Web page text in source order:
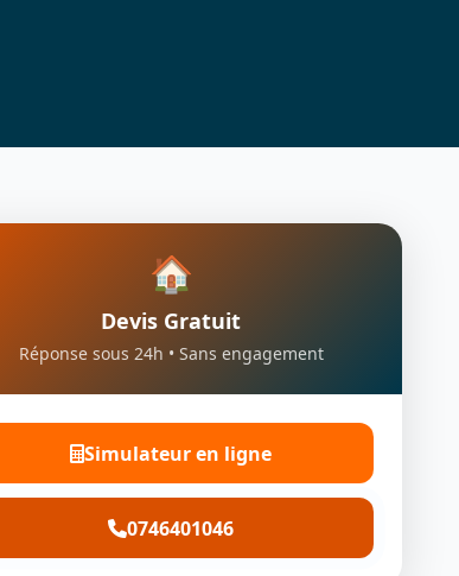
🏠
Devis Gratuit
Réponse sous 24h • Sans engagement
Simulateur en ligne
0746401046